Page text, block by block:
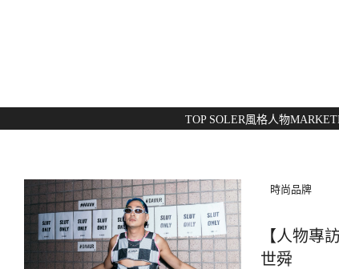
TOP SOLER風格人物
時尚品牌
【人物專
世舜